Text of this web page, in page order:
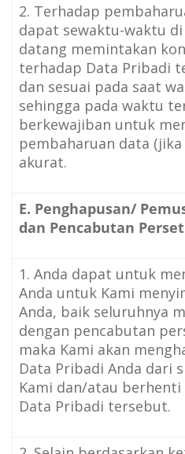
2. Terhadap
dapat sewaktu-waktu di
datang memintakan
terhadap Data Pribadi
dan sesuai pada saat
sehingga pada waktu
berkewajiban untuk
pembaharuan data
akurat.
E. Penghapusan/
dan Pencabutan
1. Anda dapat untuk
Anda untuk Kami
Anda, baik seluruhnya
dengan pencabutan
maka Kami akan
Data Pribadi Anda dari
Kami dan/atau
Data Pribadi tersebut.